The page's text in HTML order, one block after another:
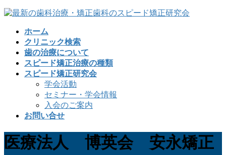
コ
ナ
ホーム
クリニック検索
歯の治療について
スピード矯正治療の種類
スピード矯正研究会
学会活動
セミナー・学会情報
入会のご案内
お問い合せ
医療法人 博英会 安永矯正